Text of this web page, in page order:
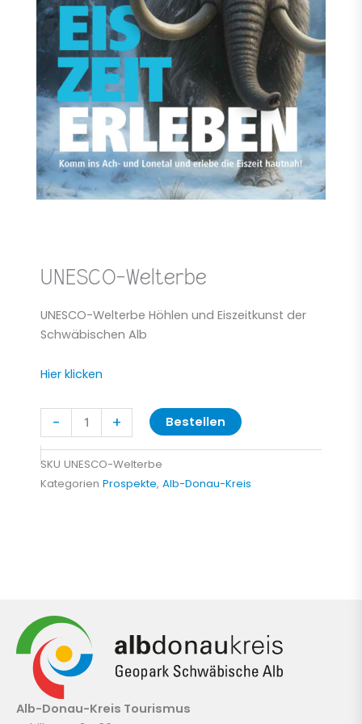
UNESCO-Welterbe
UNESCO-Welterbe Höhlen und Eiszeitkunst der
Schwäbischen Alb
Hier klicken
-
UNESCO-
Welterbe
Menge
+ Bestellen
SKU UNESCO-Welterbe
Kategorien Prospekte, Alb-Donau-Kreis
Alb-Donau-Kreis Tourismus